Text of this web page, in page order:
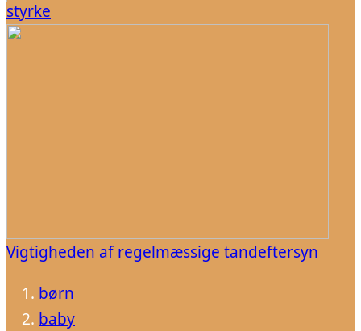
styrke
Vigtigheden af regelmæssige tandeftersyn
børn
baby